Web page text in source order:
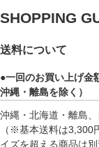
SHOPPING
送料について
●一回のお買い上げ金
沖縄・離島を除く）
沖縄・北海道・離島
（※基本送料は3,300
イズを超える商品は